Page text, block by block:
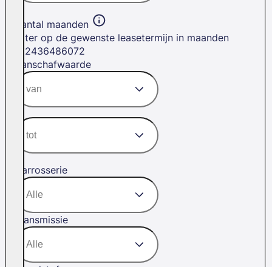
Aantal maanden
Filter op de gewenste leasetermijn in maanden
2436486072
Aanschafwaarde
Carrosserie
Transmissie